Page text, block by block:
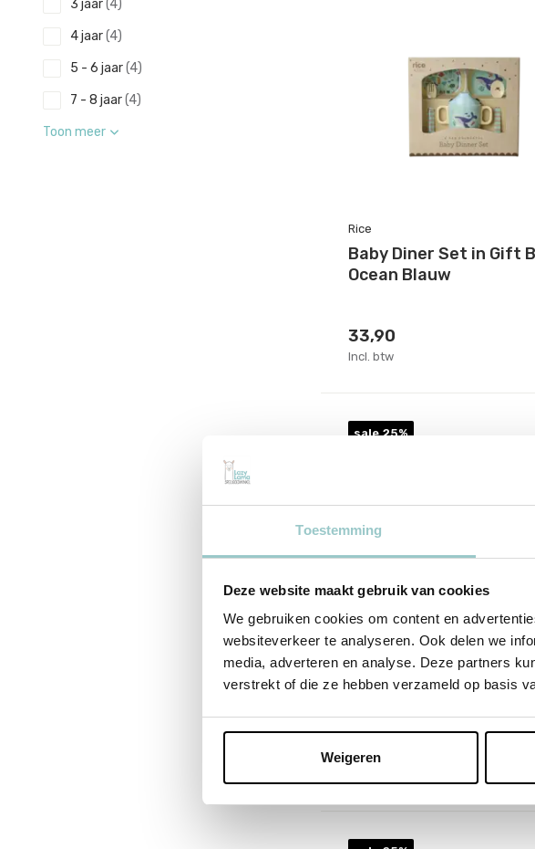
Toestemming
Deze website maakt gebruik van cookies
We gebruiken cookies om content en
websiteverkeer te analyseren. Ook delen we
media, adverteren en analyse. Deze partners
verstrekt of die ze hebben verzameld op basis
Weigeren
3 jaar(4)
4 jaar(4)
5 - 6 jaar(4)
7 - 8 jaar(4)
Toon meer
Rice
Baby Diner Set in Gift
Ocean Blauw
33,90
Incl. btw
sale 25%
Liewood
Vivi Siliconen Servies
Around the World
41,95
31,46